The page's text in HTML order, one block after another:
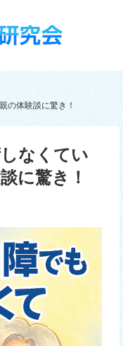
の体験談に驚き！
なくてい
に驚き！